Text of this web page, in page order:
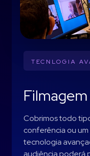
TECNLOGIA
Cobrimos todo
conferência ou
tecnologia
audiência poderá